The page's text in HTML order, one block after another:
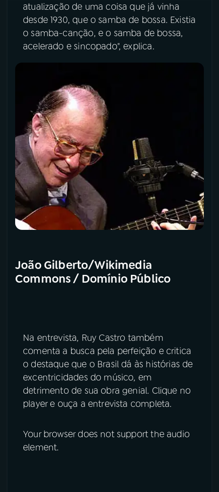
atualização de uma coisa que já vinha
desde 1930, que o samba de bossa. Existia
o samba-canção, e o samba de bossa,
acelerado e sincopado", explica.
João Gilberto/Wikimedia
Commons / Domínio Público
Na entrevista, Ruy Castro também
comenta a busca pela perfeição e critica
o destaque que o Brasil dá às histórias de
excentricidades do músico, em
detrimento de sua obra genial. Clique no
player e ouça a entrevista completa.
Your browser does not support the audio
element.